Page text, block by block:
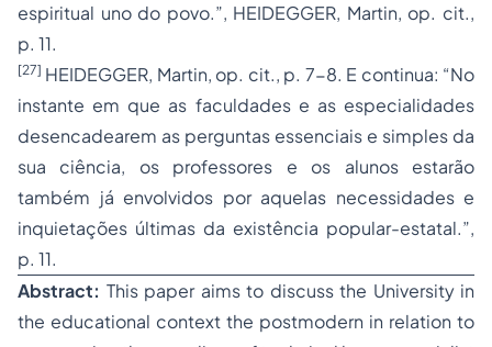
espiritual uno do povo.”, HEIDEGGER, Martin, op. cit.,
p. 11.
[27] HEIDEGGER, Martin, op. cit., p. 7-8. E continua: “No
instante em que as faculdades e as especialidades
desencadearem as perguntas essenciais e simples da
sua ciência, os professores e os alunos estarão
também já envolvidos por aquelas necessidades e
inquietações últimas da existência popular-estatal.”,
p. 11.
Abstract: This paper aims to discuss the University in
the educational context the postmodern in relation to